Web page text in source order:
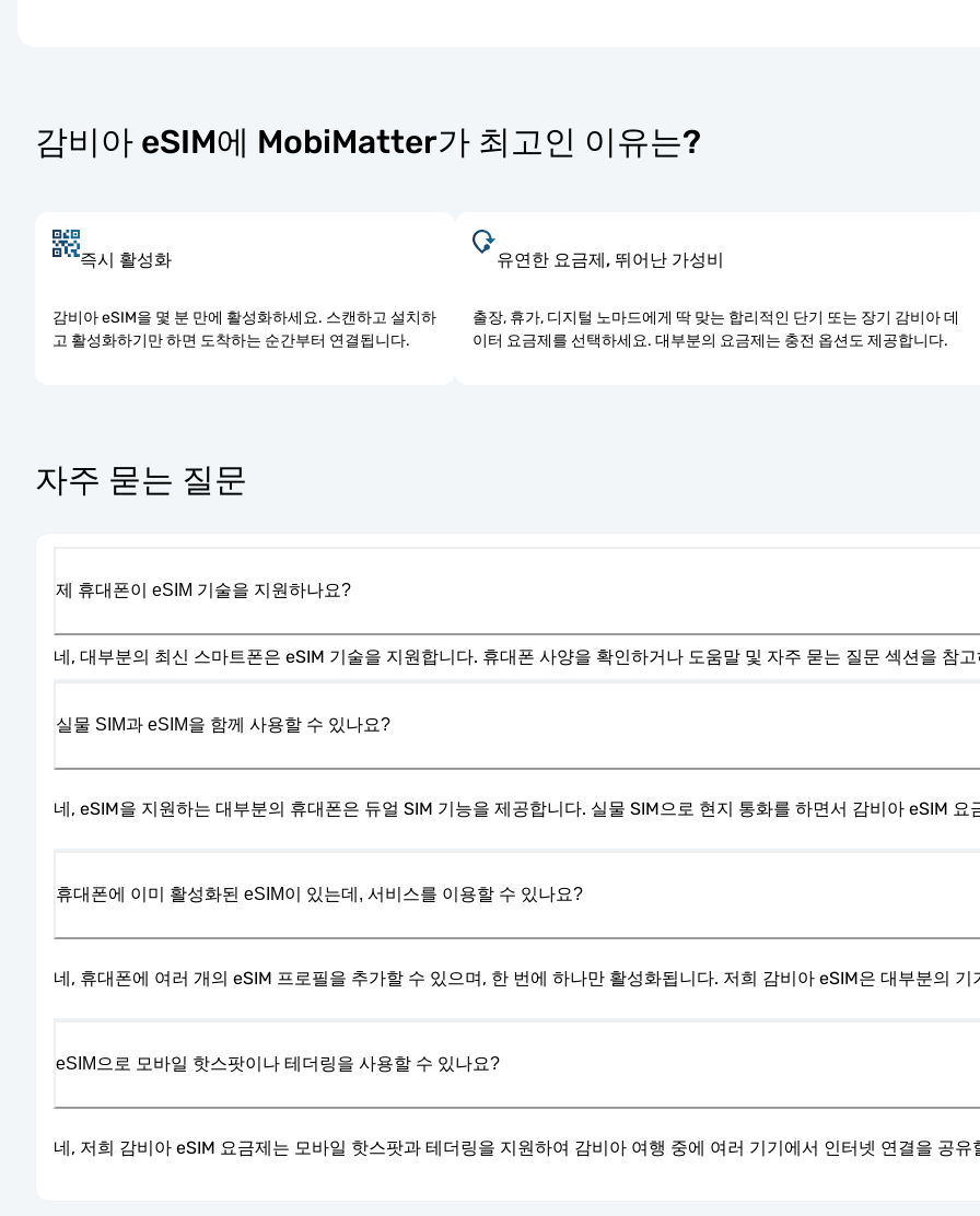
감비아 eSIM에 MobiMatter가 최고인 이유는?
즉시 활성화
감비아 eSIM을 몇 분 만에 활성화하세요. 스캔하고 설치하
고 활성화하기만 하면 도착하는 순간부터 연결됩니다.
유연한 요금제, 뛰어난 가성비
출장, 휴가, 디지털 노마드에게 딱 맞는 합리적인 단기 또는 장기 감비아 데
이터 요금제를 선택하세요. 대부분의 요금제는 충전 옵션도 제공합니다.
자주 묻는 질문
제 휴대폰이 eSIM 기술을 지원하나요?
네, 대부분의 최신 스마트폰은 eSIM 기술을 지원합니다. 휴대폰 사양을 확인하거나 도움말 및 자주 묻는 질문 섹션을 참
실물 SIM과 eSIM을 함께 사용할 수 있나요?
네, eSIM을 지원하는 대부분의 휴대폰은 듀얼 SIM 기능을 제공합니다. 실물 SIM으로 현지 통화를 하면서 감비아 eSIM
휴대폰에 이미 활성화된 eSIM이 있는데, 서비스를 이용할 수 있나요?
네, 휴대폰에 여러 개의 eSIM 프로필을 추가할 수 있으며, 한 번에 하나만 활성화됩니다. 저희 감비아 eSIM은 대부분의 기
eSIM으로 모바일 핫스팟이나 테더링을 사용할 수 있나요?
네, 저희 감비아 eSIM 요금제는 모바일 핫스팟과 테더링을 지원하여 감비아 여행 중에 여러 기기에서 인터넷 연결을 공유